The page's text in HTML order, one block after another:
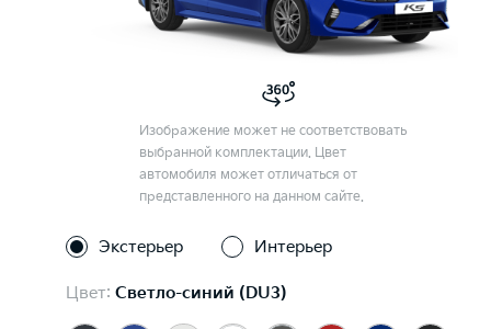
Изображение может не соответствовать
выбранной комплектации. Цвет
автомобиля может отличаться от
представленного на данном сайте.
Экстерьер Интерьер
Цвет: Светло-синий (DU3)